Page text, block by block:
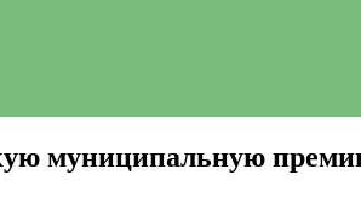
муниципальную